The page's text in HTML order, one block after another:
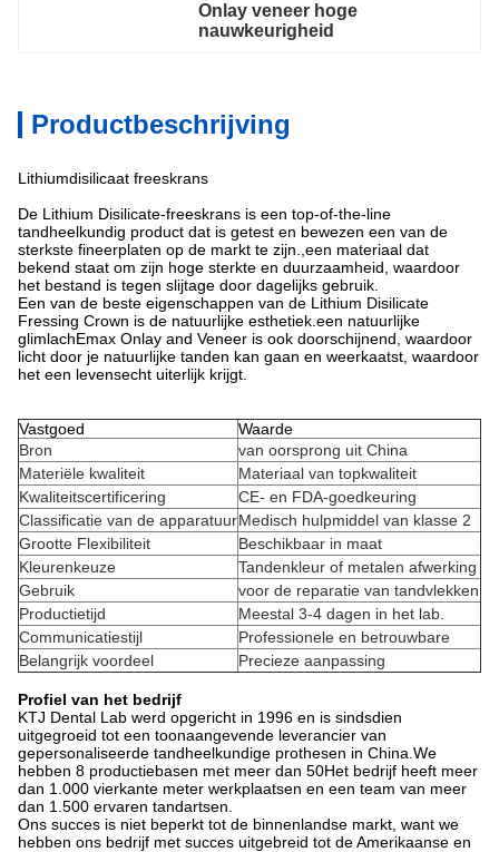
Onlay veneer hoge
nauwkeurigheid
Productbeschrijving
Lithiumdisilicaat freeskrans
De Lithium Disilicate-freeskrans is een top-of-the-line
tandheelkundig product dat is getest en bewezen een van de
sterkste fineerplaten op de markt te zijn.,een materiaal dat
bekend staat om zijn hoge sterkte en duurzaamheid, waardoor
het bestand is tegen slijtage door dagelijks gebruik.
Een van de beste eigenschappen van de Lithium Disilicate
Fressing Crown is de natuurlijke esthetiek.een natuurlijke
glimlachEmax Onlay and Veneer is ook doorschijnend, waardoor
licht door je natuurlijke tanden kan gaan en weerkaatst, waardoor
het een levensecht uiterlijk krijgt.
Vastgoed
Waarde
Bron
van oorsprong uit China
Materiële kwaliteit
Materiaal van topkwaliteit
Kwaliteitscertificering
CE- en FDA-goedkeuring
Classificatie van de apparatuurMedisch hulpmiddel van klasse 2
Grootte Flexibiliteit
Beschikbaar in maat
Kleurenkeuze
Tandenkleur of metalen afwerking
Gebruik
voor de reparatie van tandvlekken
Productietijd
Meestal 3-4 dagen in het lab.
Communicatiestijl
Professionele en betrouwbare
Belangrijk voordeel
Precieze aanpassing
Profiel van het bedrijf
KTJ Dental Lab werd opgericht in 1996 en is sindsdien
uitgegroeid tot een toonaangevende leverancier van
gepersonaliseerde tandheelkundige prothesen in China.We
hebben 8 productiebasen met meer dan 50Het bedrijf heeft meer
dan 1.000 vierkante meter werkplaatsen en een team van meer
dan 1.500 ervaren tandartsen.
Ons succes is niet beperkt tot de binnenlandse markt, want we
hebben ons bedrijf met succes uitgebreid tot de Amerikaanse en